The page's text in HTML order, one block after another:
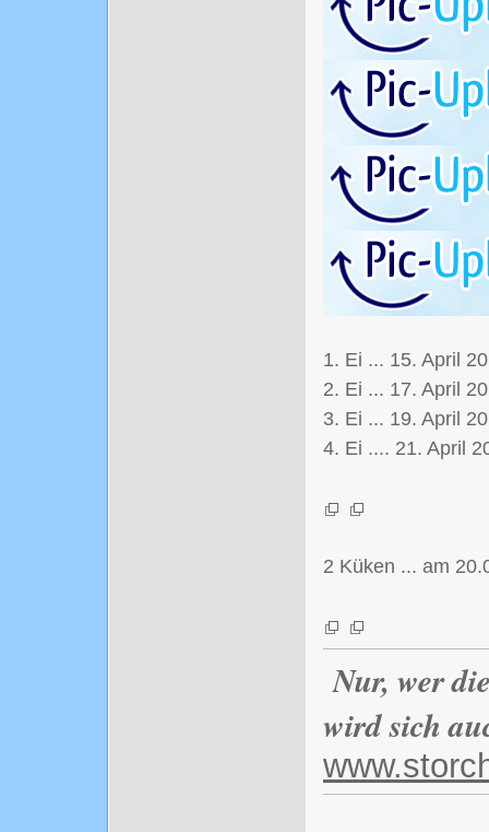
1. Ei ... 15. April
2. Ei ... 17. April
3. Ei ... 19. April
4. Ei .... 21. April
2 Küken ... am
Nur, wer
wird sich